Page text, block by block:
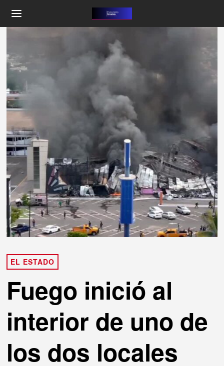
EL ESTADO
Fuego inició al
interior de uno de
los dos locales